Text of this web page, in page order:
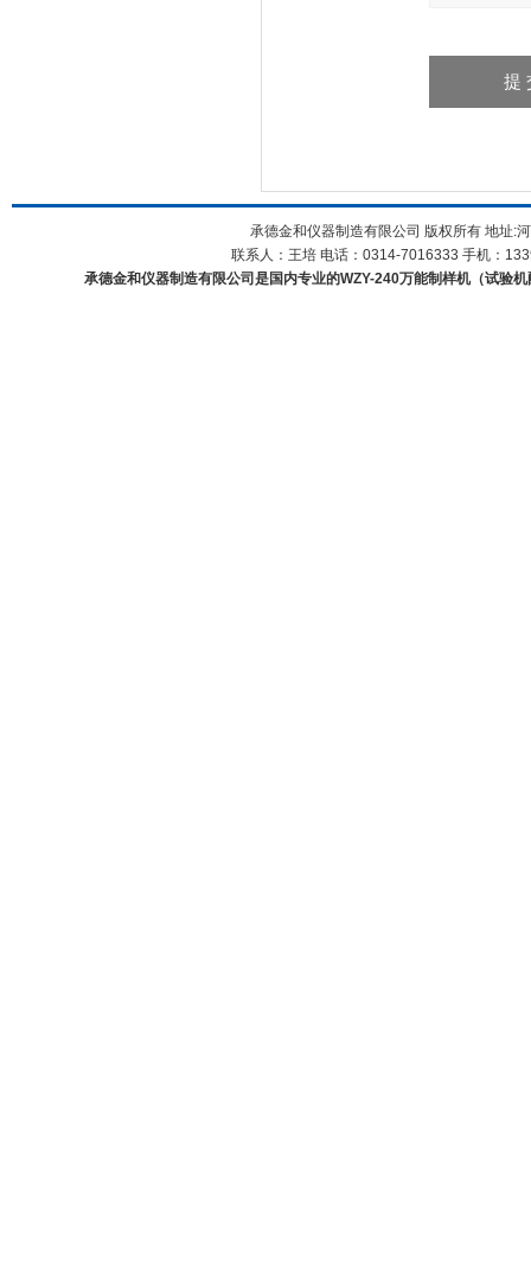
承德金和仪器制造有限公司 版权所有 地址:
联系人：王培 电话：0314-7016333 手机：
承德金和仪器制造有限公司是国内专业的WZY-240万能制样机（试验